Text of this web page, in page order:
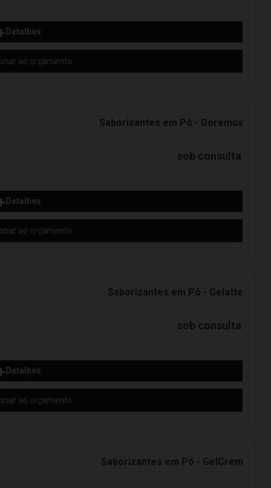
Detalhes
ao orçamento
Saborizantes em Pó - Doremus
sob consulta
Detalhes
ao orçamento
Saborizantes em Pó - Gelatte
sob consulta
Detalhes
ao orçamento
Saborizantes em Pó - GelCrem